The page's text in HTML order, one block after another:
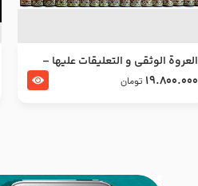
العروة الوثقى و التعليقات عليها –
طرح جدید
19.800.000 تومان